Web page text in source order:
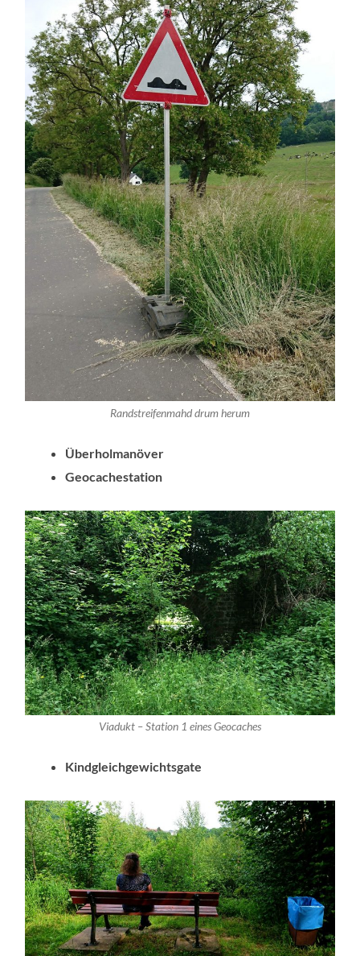
Randstreifenmahd drum herum
Überholmanöver
Geocachestation
Viadukt – Station 1 eines Geocaches
Kindgleichgewichtsgate